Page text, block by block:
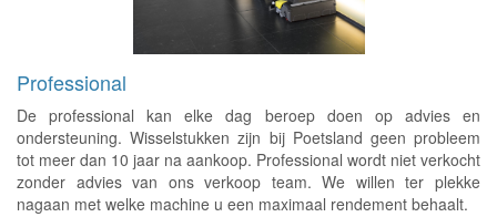
Professional
De professional kan elke dag beroep doen op advies en
ondersteuning. Wisselstukken zijn bij Poetsland geen probleem
tot meer dan 10 jaar na aankoop. Professional wordt niet verkocht
zonder advies van ons verkoop team. We willen ter plekke
nagaan met welke machine u een maximaal rendement behaalt.